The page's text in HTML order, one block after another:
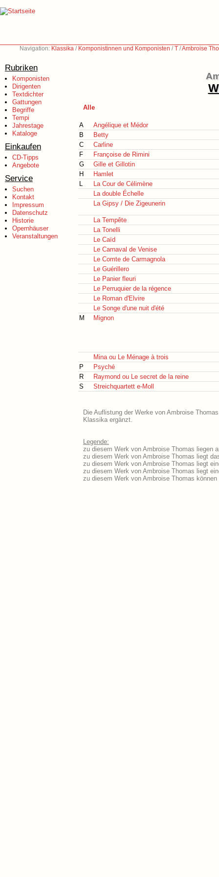
Navigation: Klassika / Komponistinnen und Komponisten /T /Ambroise
Rubriken
Komponisten
Dirigenten
Textdichter
Gattungen
Begriffe
Tempi
Jahrestage
Kataloge
Einkaufen
CD-Tipps
Angebote
Service
Suchen
Kontakt
Impressum
Datenschutz
Historie
Opernhäuser
Veranstaltungen
Alle
A
Angélique et Médor
B
Betty
C
Carline
F
Françoise de Rimini
G
Gille et Gillotin
H
Hamlet
L
La Cour de Célimène
La double Échelle
La Gipsy / Die Zigeunerin
La Tempête
La Tonelli
Le Caïd
Le Carnaval de Venise
Le Comte de Carmagnola
Le Guérillero
Le Panier fleuri
Le Perruquier de la régence
Le Roman d'Elvire
Le Songe d'une nuit d'été
M
Mignon
Mina ou Le Ménage à trois
P
Psyché
R
Raymond ou Le secret de la reine
S
Streichquartett e-Moll
Die Auflistung der Werke von Ambroise
Klassika ergänzt.
Legende:
zu diesem Werk von Ambroise Thomas liegen
zu diesem Werk von Ambroise Thomas liegt
zu diesem Werk von Ambroise Thomas liegt
zu diesem Werk von Ambroise Thomas liegt
zu diesem Werk von Ambroise Thomas